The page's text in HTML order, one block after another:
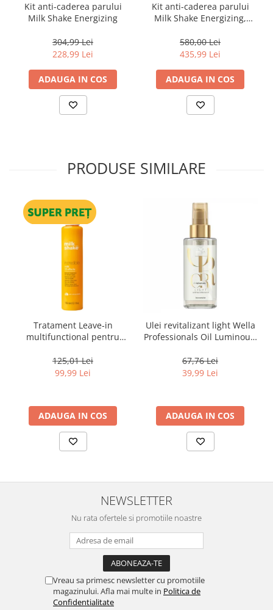
Kit anti-caderea parului
Milk Shake Energizing
304,99 Lei
228,99 Lei
ADAUGA IN COS
Kit anti-caderea parului
Milk Shake Energizing,
580,00 Lei
435,99 Lei
ADAUGA IN COS
PRODUSE SIMILARE
Tratament Leave‑in
multifunctional pentru
beneficii Milk Shake Leave-
in Incredible Milk, 150 ml
125,01 Lei
99,99 Lei
ADAUGA IN COS
Ulei revitalizant light Wella
Professionals Oil Luminous,
67,76 Lei
39,99 Lei
ADAUGA IN COS
NEWSLETTER
Nu rata ofertele si promotiile noastre
Vreau sa primesc newsletter cu promotiile
magazinului. Afla mai multe in Politica de
Confidentialitate